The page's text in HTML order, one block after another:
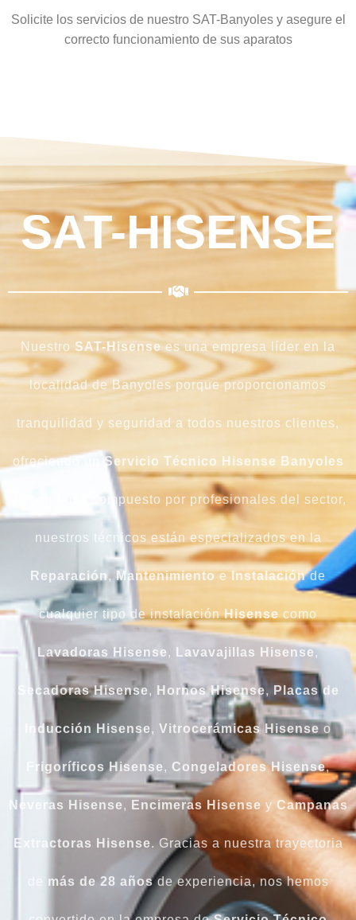
Solicite los servicios de nuestro SAT-Banyoles y asegure el
correcto funcionamiento de sus aparatos
SAT-HISENSE
Nuestro SAT-Hisense es una empresa líder en la
localidad de Banyoles porque proporcionamos
tranquilidad y seguridad a todos nuestros clientes,
ofreciendo un Servicio Técnico Hisense Banyoles
de calidad y compuesto por profesionales del sector,
nuestros técnicos están especializados en la
Reparación, Mantenimiento eInstalaciónde
cualquier tipo de instalaciónHisense como
Lavadoras Hisense, Lavavajillas Hisense,
Secadoras Hisense, Hornos Hisense, Placas de
Inducción Hisense, Vitrocerámicas Hisense o
Frigoríficos Hisense, Congeladores Hisense,
Neveras Hisense, Encimeras Hisense y Campanas
Extractoras Hisense. Gracias a nuestra trayectoria
más de 28 añosde experiencia, nos hemos